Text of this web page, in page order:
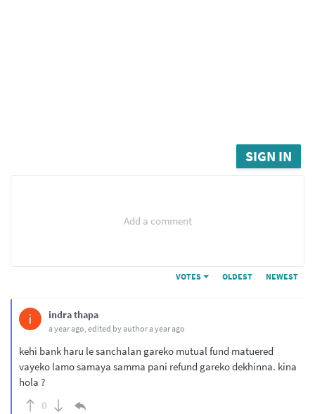
SIGN IN
Add a comment
VOTES OLDEST NEWEST
indra thapa
a year ago , edited by authora year ago
kehi bank haru le sanchalan gareko mutual fund matuered
vayeko lamo samaya samma pani refund gareko dekhinna. kina
hola ?
0